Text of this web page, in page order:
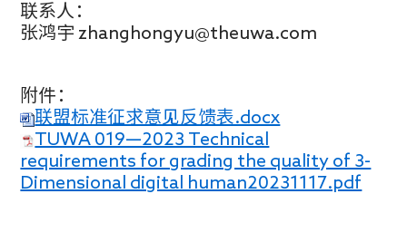
联系人：
张鸿宇 zhanghongyu@theuwa.com
附件：
联盟标准征求意见反馈表.docx
TUWA 019—2023 Technical
requirements for grading the quality of 3-
Dimensional digital human20231117.pdf